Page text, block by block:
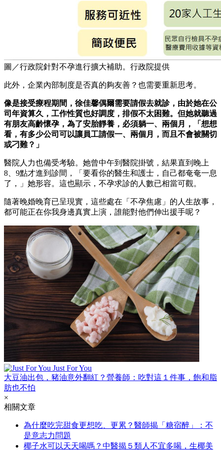
圖／行政院針對不孕進行擴大補助。行政院提供
此外，企業內部制度是否真的夠友善？也需要重新思考。
像是接受療程期間，徐佳馨偶爾需要請假去就診，由於她在公
司年資算久，工作性質也好調度，排假不太困難。但她就聽過
有朋友高齡懷孕，為了安胎靜養，必須躺一、兩個月，「想想
看，有多少公司可以讓員工請假一、兩個月，而且不會被關切
或刁難？」
醫院人力也備受考驗。她曾中午到醫院掛號，結果直到晚上
8、9點才進到診間，「要看你的醫生和護士，自己都奄奄一息
了，」她形容。這也顯示，不孕求診的人數已相當可觀。
隨著晚婚晚育已呈現實，這些處在「不孕焦慮」的人生故事，
都可能正在你我身邊真實上演，誰能對他們伸出援手呢？
Just For You
大豆油出包，豬油意外翻紅？營養師：吃對這１件事，飽和脂
肪也不怕
×
相關文章
為什麼吃完甜食更想吃、更累？醫師揭「糖宿醉」：不
是意志力問題
椰子水可以天天喝嗎？中醫揭５類人不宜多喝，生椰美